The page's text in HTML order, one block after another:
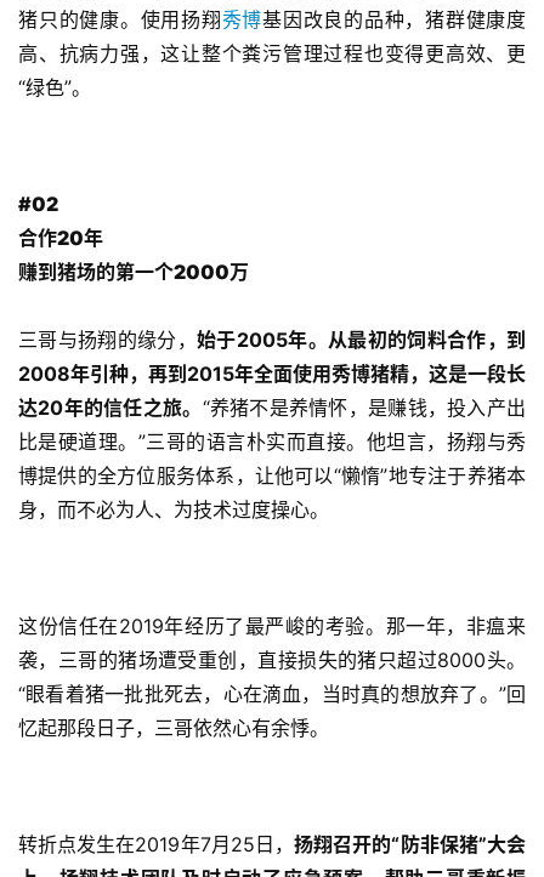
猪只的健康。使用扬翔秀博基因改良的品种，猪群健康度
高、抗病力强，这让整个粪污管理过程也变得更高效、更
“绿色”。
#02
合作20年
赚到猪场的第一个2000万
三哥与扬翔的缘分，始于2005年。从最初的饲料合作，到
2008年引种，再到2015年全面使用秀博猪精，这是一段长
达20年的信任之旅。 “养猪不是养情怀，是赚钱，投入产出
比是硬道理。”三哥的语言朴实而直接。他坦言，扬翔与秀
博提供的全方位服务体系，让他可以“懒惰”地专注于养猪本
身，而不必为人、为技术过度操心。
这份信任在2019年经历了最严峻的考验。那一年，非瘟来
袭，三哥的猪场遭受重创，直接损失的猪只超过8000头。
“眼看着猪一批批死去，心在滴血，当时真的想放弃了。”回
忆起那段日子，三哥依然心有余悸。
转折点发生在2019年7月25日，扬翔召开的“防非保猪”大会